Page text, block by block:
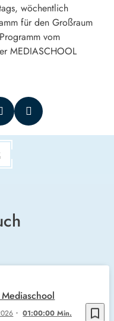
wöchentlich
für den Großraum
vom
MEDIASCHOOL
bookmark_border
01:00:00 Min.